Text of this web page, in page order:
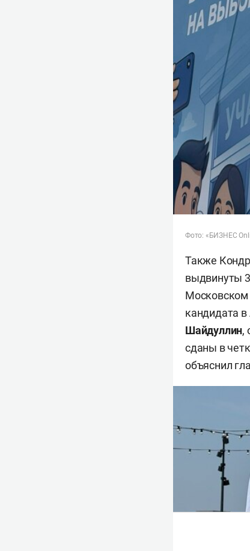
Фото: «БИЗНЕС
Также
выдвинуты
Московском
кандидата в
Шайдуллин,
сданы в
объяснил